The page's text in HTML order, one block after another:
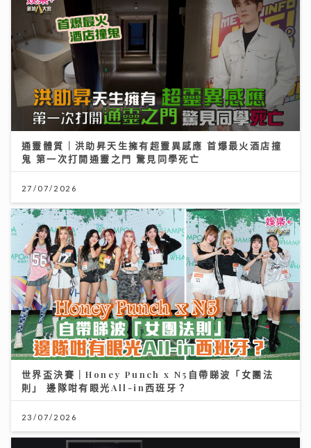
通靈體質｜洪助昇天生擁有超靈異感應 首爆最火酒店撞
鬼 第一次打開通靈之門 驚見同學死亡
27/07/2026
世界盃決賽｜Honey Punch x N5自帶睇波「女團法
則」 邊隊咁有眼光All-in西班牙？
23/07/2026